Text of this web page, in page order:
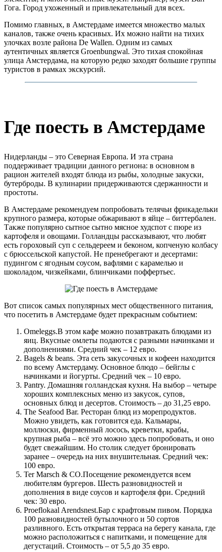
Гога. Город ухоженный и привлекательный для всех.
Помимо главных, в Амстердаме имеется множество малых
каналов, также очень красивых. Их можно найти на тихих
улочках возле района De Wallen. Одним из самых
аутентичных является Groenbungwal. Это тихая спокойная
улица Амстердама, на которую редко заходят большие группы
туристов в рамках экскурсий.
Где поесть в Амстердаме
Нидерланды – это Северная Европа. И эта страна
поддерживает традиции данного региона: в основном в
рацион жителей входят блюда из рыбы, холодные закуски,
бутерброды. В кулинарии придерживаются сдержанности и
простоты.
В Амстердаме рекомендуем попробовать телячьи фрикадельки
крупного размера, которые обжаривают в яйце – биттербален.
Также популярно сытное сытно мясное худспот с пюре из
картофеля и овощами. Голландцы рассказывают, что любят
есть гороховый суп с сельдереем и беконом, копченую колбасу
с брюссельской капустой. Не пренебрегают и десертами:
пудингом с ягодным соусом, вафлями с карамелью и
шоколадом, чизкейками, блинчиками поффертьес.
Вот список самых популярных мест общественного питания,
что посетить в Амстердаме будет прекрасным событием:
Omeleggs.В этом кафе можно позавтракать блюдами из
яиц. Вкусные омлеты подаются с разными начинками и
дополнениями. Средний чек – 12 евро.
Bagels & beans. Эта сеть закусочных и кофеен находится
по всему Амстердаму. Основное блюдо – бейглы с
начинками и йогурты. Средний чек – 10 евро.
Pantry. Домашняя голландская кухня. На выбор – четыре
хороших комплексных меню из закусок, супов,
основных блюд и десертов. Стоимость – до 31,25 евро.
The Seafood Bar. Ресторан блюд из морепродуктов.
Можно увидеть, как готовится еда. Кальмары,
моллюски, фирменный лосось, креветки, крабы,
крупная рыба – всё это можно здесь попробовать, и оно
будет свежайшим. Но столик следует бронировать
заранее – очередь на них внушительная. Средний чек:
100 евро.
Ter Marsch & CO.Посещение рекомендуется всем
любителям бургеров. Шесть разновидностей и
дополнения в виде соусов и картофеля фри. Средний
чек: 30 евро.
Proeflokaal Arendsnest.Бар с крафтовым пивом. Порядка
100 разновидностей бутылочного и 50 сортов
разливного. Есть открытая терраса на берегу канала, где
можно расположиться с напитками, и помещение для
дегустаций. Стоимость – от 5,5 до 35 евро.